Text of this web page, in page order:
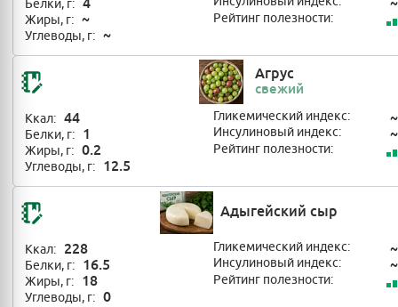
Белки, г:
Жиры, г: ~
Углеводы, г: ~
Рейтинг полезности:
Агрус
свежий
Ккал: 44
Белки, г: 1
Жиры, г: 0.2
Углеводы, г: 12.5
Гликемический индекс: ~
Инсулиновый индекс: ~
Рейтинг полезности:
Адыгейский сыр
Ккал: 228
Белки, г: 16.5
Жиры, г: 18
Углеводы, г: 0
Гликемический индекс: ~
Инсулиновый индекс: ~
Рейтинг полезности: